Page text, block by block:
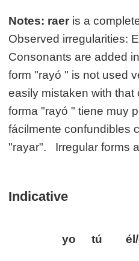
Notes: raer is a
Observed irregularities:
Consonants are added
form "rayó " is not used
easily mistaken with that
forma "rayó " tiene muy
fácilmente confundibles
"rayar". Irregular forms
Indicative
yo tú